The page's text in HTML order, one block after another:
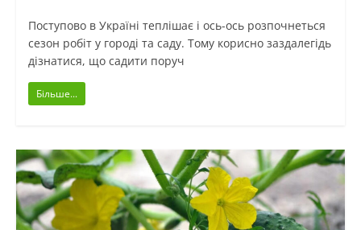
Поступово в Україні теплішає і ось-ось розпочнеться
сезон робіт у городі та саду. Тому корисно заздалегідь
дізнатися, що садити поруч
Більше...